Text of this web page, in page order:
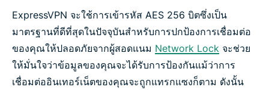
ExpressVPN จะใช้การเข้ารหัส AES 256 บิตซึ่งเป็น
มาตรฐานที่ดีที่สุดในปัจจุบันสำหรับการปกป้องการเชื่อมต่อ
ของคุณให้ปลอดภัยจากผู้สอดแนม Network Lock จะช่วย
ให้มั่นใจว่าข้อมูลของคุณจะได้รับการป้องกันแม้ว่าการ
เชื่อมต่ออินเทอร์เน็ตของคุณจะถูกแทรกแซงก็ตาม ดังนั้น